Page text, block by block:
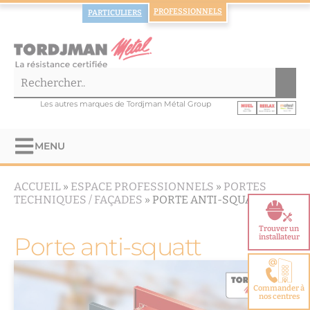
PARTICULIERS PROFESSIONNELS
Les autres marques de Tordjman Métal Group
MENU
Trouver un
installateur
Commander à
nos centres
ACCUEIL » ESPACE PROFESSIONNELS » PORTES
TECHNIQUES / FAÇADES » PORTE ANTI-SQUATT
Porte anti-squatt